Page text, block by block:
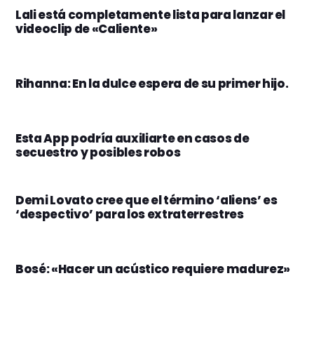
Lali está completamente lista para lanzar el
videoclip de «Caliente»
Rihanna: En la dulce espera de su primer hijo.
Esta App podría auxiliarte en casos de
secuestro y posibles robos
Demi Lovato cree que el término ‘aliens’ es
‘despectivo’ para los extraterrestres
Bosé: «Hacer un acústico requiere madurez»